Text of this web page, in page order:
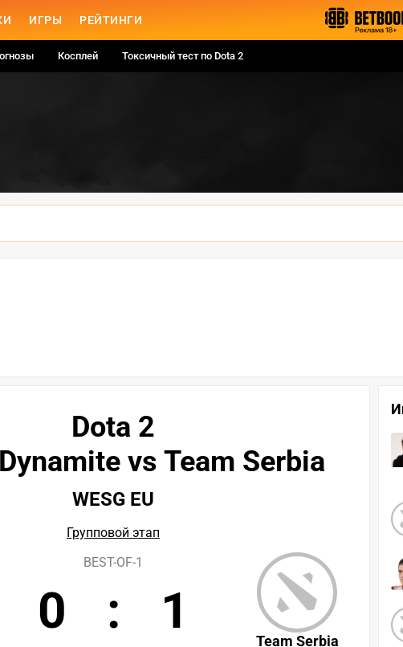
ИГРЫ РЕЙТИНГИ
Косплей Токсичный тест по Dota 2
Dota 2
vs Team Serbia
WESG EU
Групповой этап
Team Serbia
BEST-OF-1
0 : 1